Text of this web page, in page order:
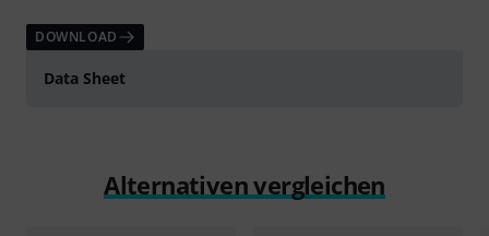
DOWNLOAD
Data Sheet
Alternativen vergleichen